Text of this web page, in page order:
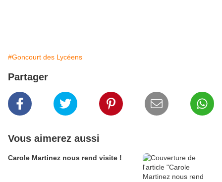
#Goncourt des Lycéens
Partager
Vous aimerez aussi
Carole Martinez nous rend visite !